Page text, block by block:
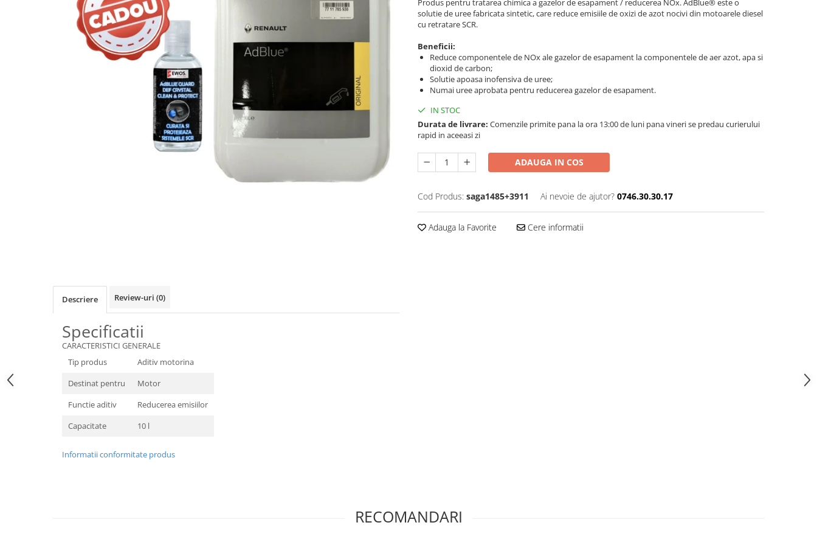
Bord | Plastice Interioare
Parfumuri | Odorizante
CEARA | SEALANT | TRATAMENTE
Produs pentru tratarea chimica a gazelor de esapament / reducerea NOx. AdBlue® este o
solutie de uree fabricata sintetic, care reduce emisiile de oxizi de azot nocivi din motoarele diesel
cu retratare SCR.
Beneficii:
Reduce componentele de NOx ale gazelor de esapament la componentele de aer azot, apa si
dioxid de carbon;
Solutie apoasa inofensiva de uree;
Numai uree aprobata pentru reducerea gazelor de esapament.
IN STOC
Durata de livrare: Comenzile primite pana la ora 13:00 de luni pana vineri se predau curierului
rapid in aceeasi zi
ADAUGA IN COS
Cod Produs: saga1485+3911 Ai nevoie de ajutor? 0746.30.30.17
Adauga la Favorite Cere informatii
Descriere Review-uri (0)
Specificatii
CARACTERISTICI GENERALE
Tip produs
Aditiv motorina
Destinat pentru
Motor
Functie aditiv
Reducerea emisiilor
Capacitate
10 l
Informatii conformitate produs
RECOMANDARI